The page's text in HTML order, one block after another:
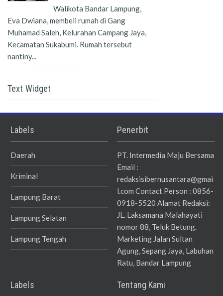
Walikota Bandar Lampung,
Eva Dwiana, membeli rumah di Gang
Muhamad Saleh, Kelurahan Campang Jaya,
Kecamatan Sukabumi. Rumah tersebut
nantiny...
Text Widget
Labels
Daerah
Kriminal
Lampung Barat
Lampung Selatan
Lampung Tengah
Penerbit
PT. Intermedia Maju Bersama
Email :
redaksisibernusantara@gmai
l.com Contact Person : 0856-
0918-5520 Alamat Redaksi:
JL. Laksamana Malahayati
nomor 88, Teluk Betung.
Marketing Jalan Sultan
Agung, Sepang Jaya, Labuhan
Ratu, Bandar Lampung
Labels Tentang Kami